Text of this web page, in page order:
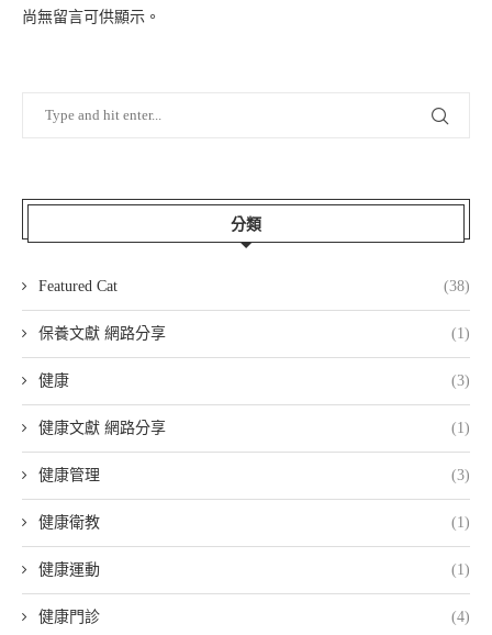
尚無留言可供顯示。
分類
Featured Cat (38)
保養文獻 網路分享 (1)
健康 (3)
健康文獻 網路分享 (1)
健康管理 (3)
健康衛教 (1)
健康運動 (1)
健康門診 (4)